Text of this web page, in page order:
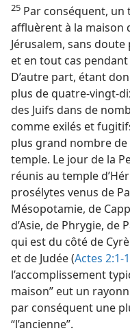
25 Par conséquent, un
affluèrent à la maison
Jérusalem, sans doute
et en tout cas
D’autre part, étant
plus de quatre-vingt-
des Juifs dans de
comme exilés et
plus grand nombre de
temple. Le jour de la
réunis au temple
prosélytes venus de
Mésopotamie, de
d’Asie, de Phrygie, de
qui est du côté de
et de Judée (Actes 2:1-
l’accomplissement
maison” eut un
par conséquent une
“l’ancienne”.